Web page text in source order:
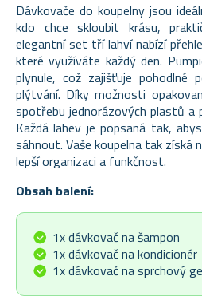
Dávkovače do koupelny jsou
kdo chce skloubit krásu,
elegantní set tří lahví nabízí
které využíváte každý den.
plynule, což zajišťuje pohodlné
plýtvání. Díky možnosti
spotřebu jednorázových plastů a
Každá lahev je popsaná tak,
sáhnout. Vaše koupelna tak získá
lepší organizaci a funkčnost.
Obsah balení:
1x dávkovač na šampon
1x dávkovač na kondicionér
1x dávkovač na sprchový